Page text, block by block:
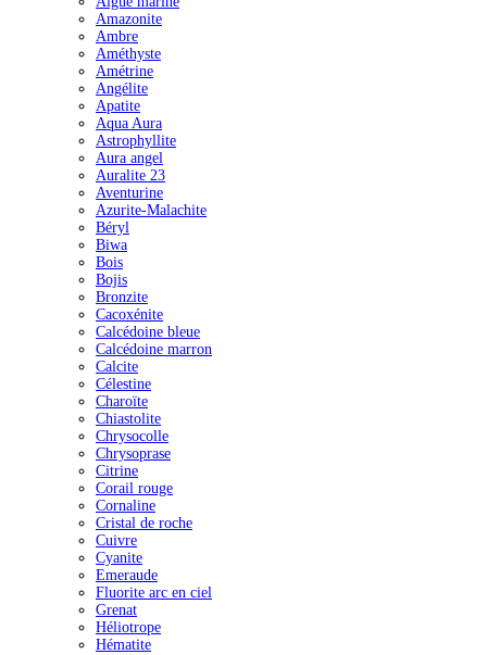
Amazonite
Ambre
Améthyste
Amétrine
Angélite
Apatite
Aqua Aura
Astrophyllite
Aura angel
Auralite 23
Aventurine
Azurite-Malachite
Béryl
Biwa
Bois
Bojis
Bronzite
Cacoxénite
Calcédoine bleue
Calcédoine marron
Calcite
Célestine
Charoïte
Chiastolite
Chrysocolle
Chrysoprase
Citrine
Corail rouge
Cornaline
Cristal de roche
Cuivre
Cyanite
Emeraude
Fluorite arc en ciel
Grenat
Héliotrope
Hématite